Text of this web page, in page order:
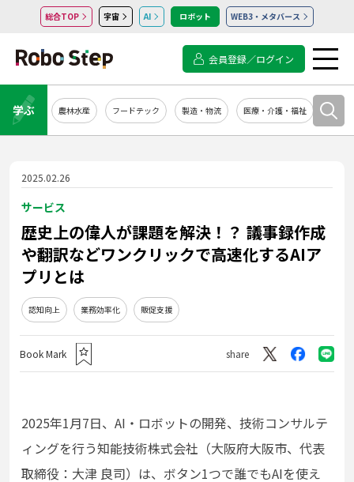
総合TOP 宇宙 AI ロボット WEB3・メタバース
会員登録／ログイン
学ぶ 農林水産 フードテック 製造・物流 医療・介護・福祉 シス
2025.02.26
サービス
歴史上の偉人が課題を解決！？ 議事録作成
や翻訳などワンクリックで高速化するAIア
プリとは
認知向上 業務効率化 販促支援
Book Mark share
2025年1月7日、 AI・ロボットの開発、技術コンサルテ
ィングを行う知能技術株式会社 （大阪府大阪市、代表
取締役：大津 良司）は、ボタン1つで誰でもAIを使え